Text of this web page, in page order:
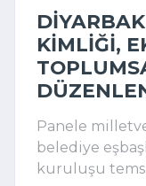
KIMLIĞI,
Panele
belediye
kuruluşu